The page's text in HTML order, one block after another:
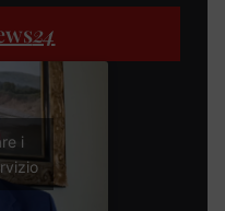
24
i